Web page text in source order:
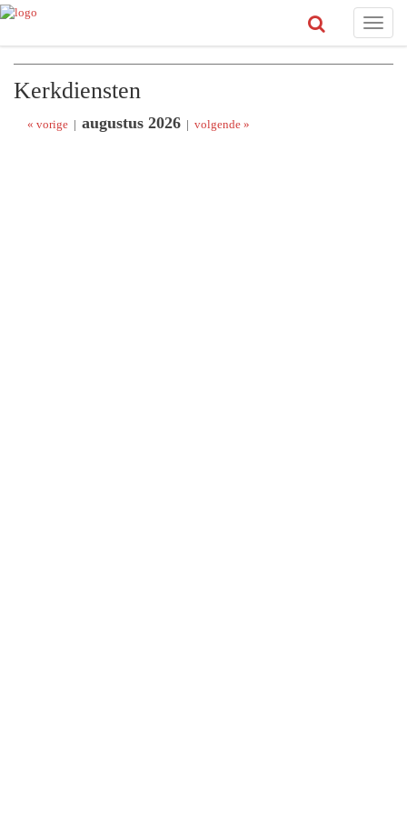
Toggle
Kerkdiensten
« vorige | augustus 2026 | volgende »